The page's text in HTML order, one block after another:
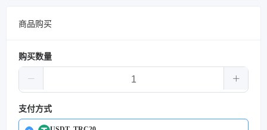
商品购买
购买数量
支付方式